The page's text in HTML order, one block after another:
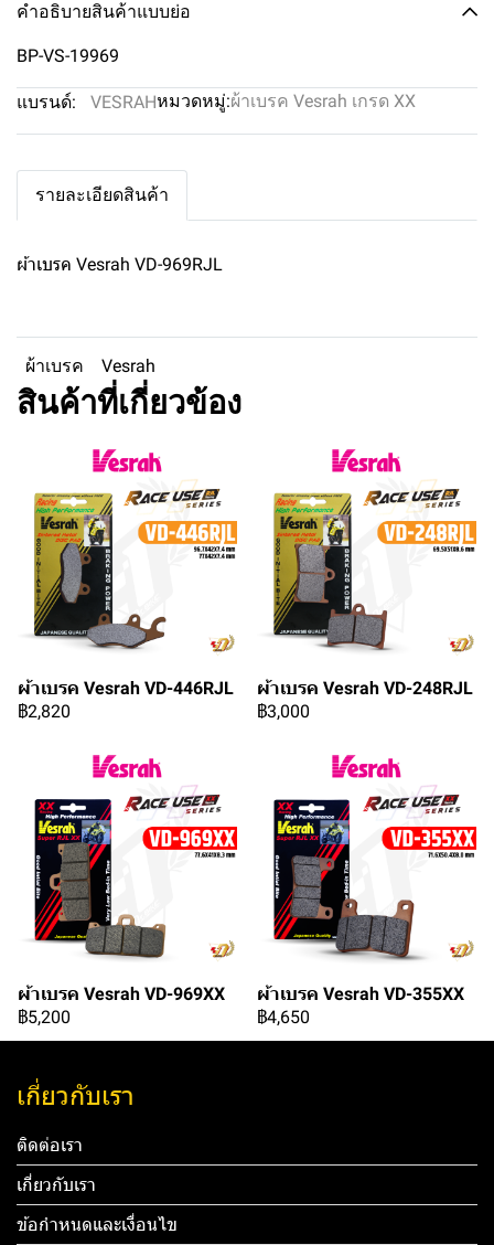
คำอธิบายสินค้าแบบย่อ
BP-VS-19969
แบรนด์: VESRAHหมวดหมู่:ผ้าเบรค Vesrah เกรด XX
รายละเอียดสินค้า
ผ้าเบรค Vesrah VD-969RJL
ผ้าเบรค Vesrah
สินค้าที่เกี่ยวข้อง
ผ้าเบรค Vesrah VD-446RJL
฿2,820
ผ้าเบรค Vesrah VD-248RJL
฿3,000
ผ้าเบรค Vesrah VD-969XX
฿5,200
ผ้าเบรค Vesrah VD-355XX
฿4,650
เกี่ยวกับเรา
ติดต่อเรา
เกี่ยวกับเรา
ข้อกำหนดและเงื่อนไข